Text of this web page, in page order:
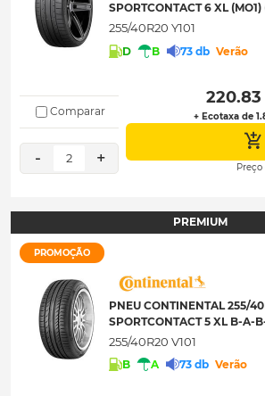
SPORTCONTACT 6 XL
255/40R20 Y101
D B 73 db Verão
Comparar
- 2 +
+ Ecotaxa de
PREMIUM
PROMOÇÃO
PNEU CONTINENTAL 255/
SPORTCONTACT 5 XL B-A-
255/40R20 V101
B A 73 db Verão